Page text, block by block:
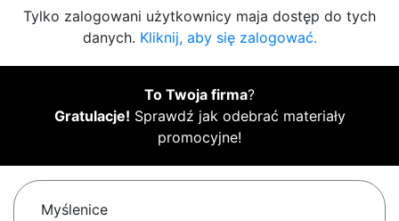
Tylko zalogowani użytkownicy maja dostęp do tych
danych. Kliknij, aby się zalogować.
To Twoja firma?
Gratulacje! Sprawdź jak odebrać materiały
promocyjne!
Myślenice